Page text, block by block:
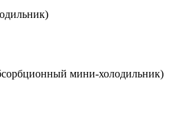
мини-холодильник)